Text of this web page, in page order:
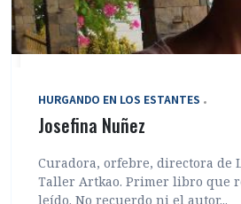
HURGANDO EN LOS ESTANTES
Josefina Nuñez
Curadora, orfebre, directora de
Taller Artkao. Primer libro que
leído. No recuerdo ni el autor...